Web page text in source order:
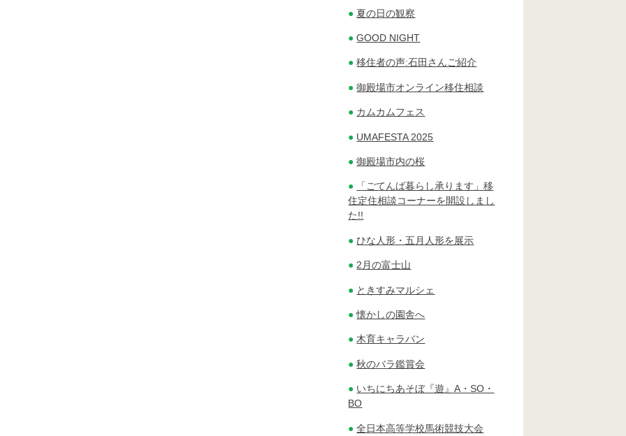
夏の日の観察
GOOD NIGHT
移住者の声:石田さんご紹介
御殿場市オンライン移住相談
カムカムフェス
UMAFESTA 2025
御殿場市内の桜
「ごてんば暮らし承ります」移
住定住相談コーナーを開設しまし
た!!
ひな人形・五月人形を展示
2月の富士山
ときすみマルシェ
懐かしの園舎へ
木育キャラバン
秋のバラ鑑賞会
いちにちあそぼ『遊』A・SO・
BO
全日本高等学校馬術競技大会